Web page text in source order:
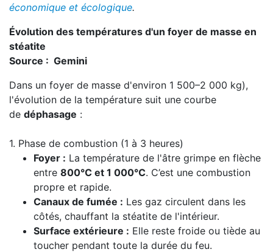
économique et écologique.
Évolution des températures d'un foyer de masse en
stéatite
Source : Gemini
Dans un foyer de masse d'environ 1 500–2 000 kg),
l'évolution de la température suit une courbe
de déphasage :
1. Phase de combustion (1 à 3 heures)
Foyer : La température de l'âtre grimpe en flèche
entre 800°C et 1 000°C. C’est une combustion
propre et rapide.
Canaux de fumée : Les gaz circulent dans les
côtés, chauffant la stéatite de l'intérieur.
Surface extérieure : Elle reste froide ou tiède au
toucher pendant toute la durée du feu.